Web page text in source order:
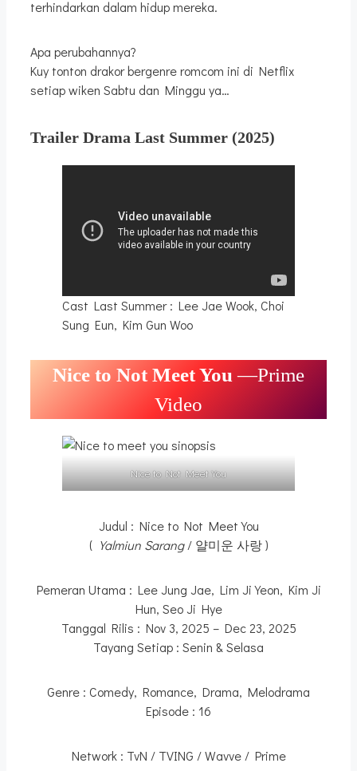
terhindarkan dalam hidup mereka.
Apa perubahannya?
Kuy tonton drakor bergenre romcom ini di Netflix
setiap wiken Sabtu dan Minggu ya…
Trailer Drama Last Summer (2025)
Cast Last Summer : Lee Jae Wook, Choi
Sung Eun, Kim Gun Woo
Nice to Not Meet You —Prime
Video
Nice to Not Meet You
Judul : Nice to Not Meet You
( Yalmiun Sarang/ 얄미운 사랑 )
Pemeran Utama : Lee Jung Jae, Lim Ji Yeon, Kim Ji
Hun, Seo Ji Hye
Tanggal Rilis : Nov 3, 2025 – Dec 23, 2025
Tayang Setiap : Senin & Selasa
Genre : Comedy, Romance, Drama, Melodrama
Episode : 16
Network : TvN / TVING / Wavve / Prime